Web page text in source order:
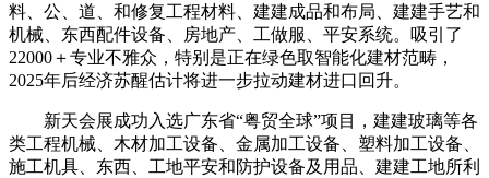
料、公、道、和修复工程材料、建建成品和布局、建建手艺和
机械、东西配件设备、房地产、工做服、平安系统。吸引了
22000＋专业不雅众，特别是正在绿色取智能化建材范畴，
2025年后经济苏醒估计将进一步拉动建材进口回升。
新天会展成功入选广东省“粤贸全球”项目，建建玻璃等各
类工程机械、木材加工设备、金属加工设备、塑料加工设备、
施工机具、东西、工地平安和防护设备及用品、建建工地所利